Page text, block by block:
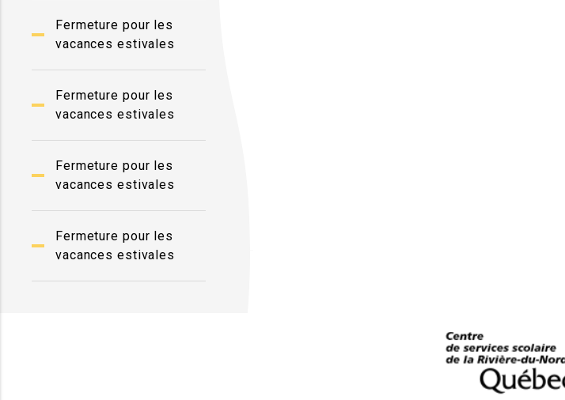
Fermeture pour les
vacances estivales
Fermeture pour les
vacances estivales
Fermeture pour les
vacances estivales
Fermeture pour les
vacances estivales